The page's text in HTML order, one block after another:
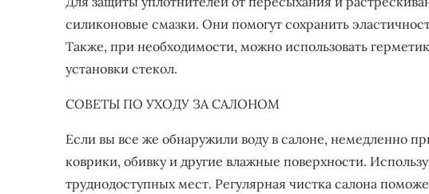
силиконовые смазки. Они помогут сохранить
Также, при необходимости, можно использовать
установки стекол.
СОВЕТЫ ПО УХОДУ ЗА САЛОНОМ
Если вы все же обнаружили воду в салоне, немедленно
коврики, обивку и другие влажные поверхности.
труднодоступных мест. Регулярная чистка салона